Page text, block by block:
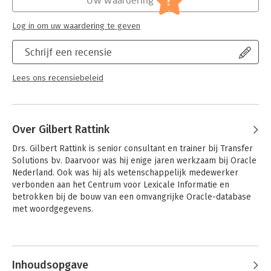
Schrijf een recensie
Lees ons recensiebeleid
Log in om uw waardering te geven
Over Gilbert Rattink
Drs. Gilbert Rattink is senior consultant en trainer bij Transfer
Solutions bv. Daarvoor was hij enige jaren werkzaam bij Oracle
Nederland. Ook was hij als wetenschappelijk medewerker
verbonden aan het Centrum voor Lexicale Informatie en
betrokken bij de bouw van een omvangrijke Oracle-database
met woordgegevens.
Inhoudsopgave